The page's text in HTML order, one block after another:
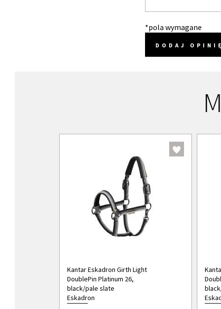
*pola wymagane
DODAJ OPINIĘ
Kantar Eskadron Girth Light
DoublePin Platinum 26,
black/pale slate
Eskadron